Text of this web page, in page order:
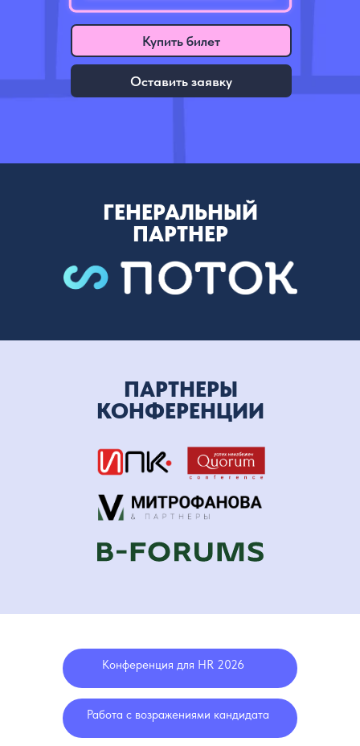
Купить билет
Оставить заявку
ГЕНЕРАЛЬНЫЙ
ПАРТНЕР
ПАРТНЕРЫ
КОНФЕРЕНЦИИ
Конференция для HR 2026
Работа с возражениями кандидата